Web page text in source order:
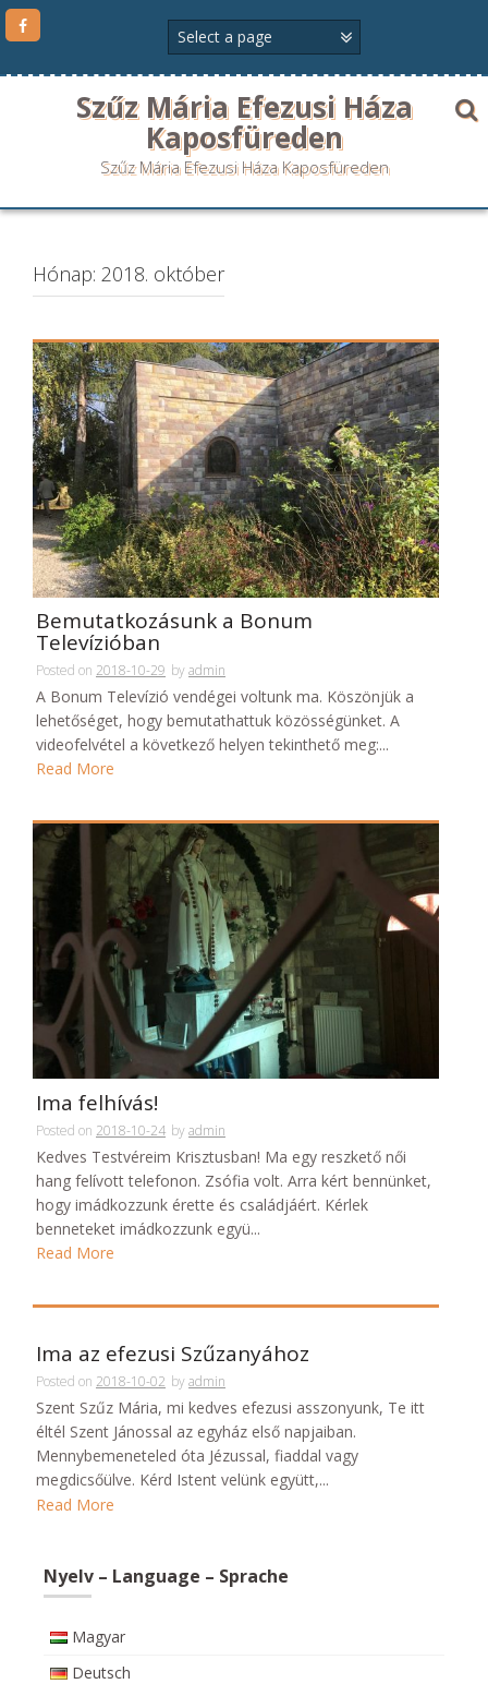
Szűz Mária Efezusi Háza
Kaposfüreden
Szűz Mária Efezusi Háza Kaposfüreden
Hónap: 2018. október
Bemutatkozásunk a Bonum
Televízióban
Posted on 2018-10-29 byadmin
A Bonum Televízió vendégei voltunk ma. Köszönjük a
lehetőséget, hogy bemutathattuk közösségünket. A
videofelvétel a következő helyen tekinthető meg:...
Read More
Ima felhívás!
Posted on 2018-10-24 byadmin
Kedves Testvéreim Krisztusban! Ma egy reszkető női
hang felívott telefonon. Zsófia volt. Arra kért bennünket,
hogy imádkozzunk érette és családjáért. Kérlek
benneteket imádkozzunk együ...
Read More
Ima az efezusi Szűzanyához
Posted on 2018-10-02 byadmin
Szent Szűz Mária, mi kedves efezusi asszonyunk, Te itt
éltél Szent Jánossal az egyház első napjaiban.
Mennybemeneteled óta Jézussal, fiaddal vagy
megdicsőülve. Kérd Istent velünk együtt,...
Read More
Nyelv – Language – Sprache
Magyar
Deutsch